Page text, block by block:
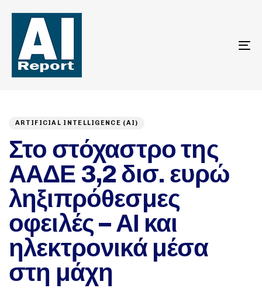
ARTIFICIAL INTELLIGENCE (AI)
Στο στόχαστρο της
ΑΑΔΕ 3,2 δισ. ευρώ
ληξιπρόθεσμες
οφειλές – ΑΙ και
ηλεκτρονικά μέσα
στη μάχη